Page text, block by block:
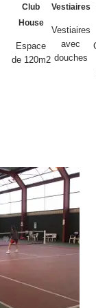
Club
House
Espace
de 120m2
Vestiaires
Vestiaires
avec
douches